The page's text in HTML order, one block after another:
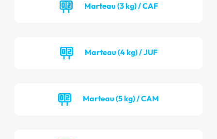
Marteau (3 kg) / CAF
Marteau (4 kg) / JUF
Marteau (5 kg) / CAM